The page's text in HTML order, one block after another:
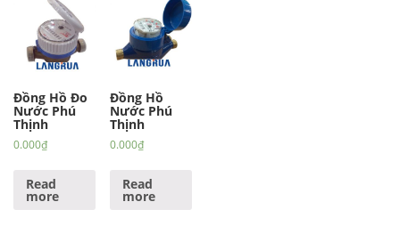
Đồng Hồ Đo
Nước Phú
Thịnh
0.000₫
Read
more
Đồng Hồ
Nước Phú
Thịnh
0.000₫
Read
more